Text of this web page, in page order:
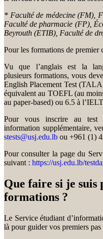
* Faculté de médecine (FM),
Faculté de pharmacie (FP),
Beyrouth (ETIB), Faculté de
Pour les formations de premier
Vu que l’anglais est la
plusieurs formations, vous
English Placement Test
équivalent au TOEFL (au
au paper-based) ou 6.5 à
Pour vous inscrire au test
information supplémentaire,
stests@usj.edu.lb ou +961 (1)
Pour consulter la page du
suivant : https://usj.edu.lb/
Que faire si je suis
formations ?
Le Service étudiant
là pour guider vos premiers